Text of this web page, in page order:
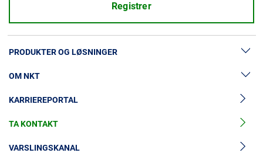
Registrer
PRODUKTER OG LØSNINGER
Lavspenningskabler
Mellomspenningskabler
Mellomspenningskabeltilbehør
Høyspenningskabelløsninger
OM NKT
Nyheter og presse
Vår historie
Investorer
KARRIEREPORTAL
TA KONTAKT
VARSLINGSKANAL